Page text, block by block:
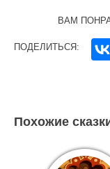
ВАМ
ПОДЕЛИТЬСЯ:
Похожие